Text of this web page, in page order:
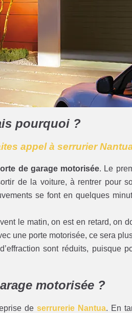
pourquoi ?
appel à serrurier
de garage motorisée. Le
de la voiture, à rentrer pour
se font en quelques
le matin, on est en retard, on
une porte motorisée, ce sera
sont réduits, puisque
motorisée ?
deserrurerie Nantua. En